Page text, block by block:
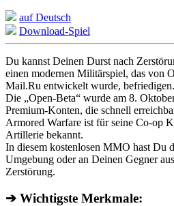
auf Deutsch
Download-Spiel
Du kannst Deinen Durst nach
einen modernen Militärspiel, das von
Mail.Ru entwickelt wurde, befriedigen.
Die „Open-Beta“ wurde am 8.
Premium-Konten, die schnell
Armored Warfare ist für seine Co-op
Artillerie bekannt.
In diesem kostenlosen MMO hast Du
Umgebung oder an Deinen Gegner
Zerstörung.
➔ Wichtigste Merkmale: